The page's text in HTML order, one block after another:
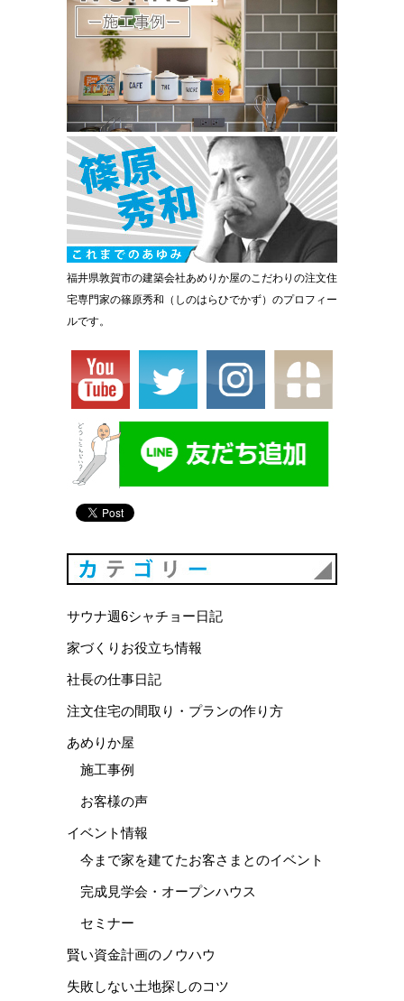
福井県敦賀市の建築会社あめりか屋のこだわりの注文住
宅専門家の篠原秀和（しのはらひでかず）のプロフィー
ルです。
サウナ週6シャチョー日記
家づくりお役立ち情報
社長の仕事日記
注文住宅の間取り・プランの作り方
あめりか屋
施工事例
お客様の声
イベント情報
今まで家を建てたお客さまとのイベント
完成見学会・オープンハウス
セミナー
賢い資金計画のノウハウ
失敗しない土地探しのコツ